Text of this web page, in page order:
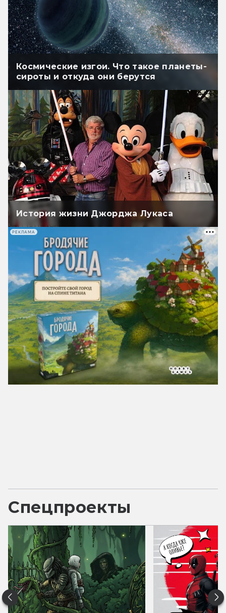
Космические изгои. Что такое планеты-
сироты и откуда они берутся
История жизни Джорджа Лукаса
РЕКЛАМА
Спецпроекты